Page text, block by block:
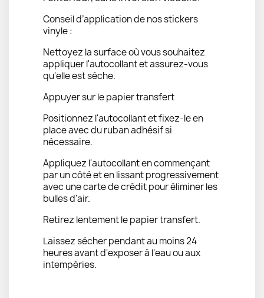
Conseil d’application de nos stickers
vinyle :
Nettoyez la surface où vous souhaitez
appliquer l'autocollant et assurez-vous
qu'elle est sèche.
Appuyer sur le papier transfert
Positionnez l'autocollant et fixez-le en
place avec du ruban adhésif si
nécessaire.
Appliquez l'autocollant en commençant
par un côté et en lissant progressivement
avec une carte de crédit pour éliminer les
bulles d'air.
Retirez lentement le papier transfert.
Laissez sécher pendant au moins 24
heures avant d'exposer à l'eau ou aux
intempéries.